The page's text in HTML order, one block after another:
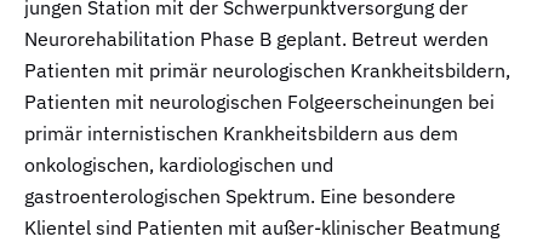
jungen Station mit der Schwerpunktversorgung der
Neurorehabilitation Phase B geplant. Betreut werden
Patienten mit primär neurologischen Krankheitsbildern,
Patienten mit neurologischen Folgeerscheinungen bei
primär internistischen Krankheitsbildern aus dem
onkologischen, kardiologischen und
gastroenterologischen Spektrum. Eine besondere
Klientel sind Patienten mit außer-klinischer Beatmung